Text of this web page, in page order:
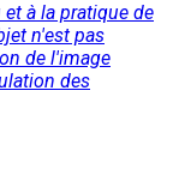
à la pratique de
n'est pas
de l'image
des